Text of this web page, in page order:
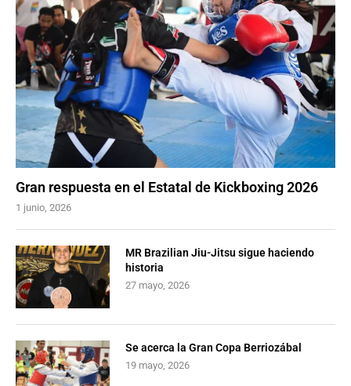
Gran respuesta en el Estatal de Kickboxing 2026
1 junio, 2026
MR Brazilian Jiu-Jitsu sigue haciendo
historia
27 mayo, 2026
Se acerca la Gran Copa Berriozábal
19 mayo, 2026